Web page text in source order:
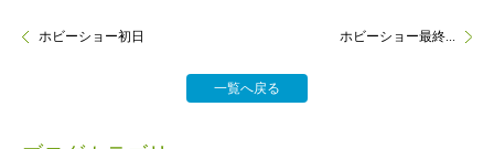
ホビーショー初日
一覧へ戻る
ホビーショー最終...